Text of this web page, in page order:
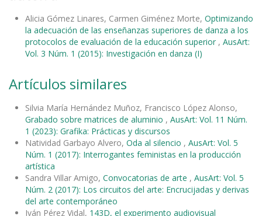
Alicia Gómez Linares, Carmen Giménez Morte, Optimizando
la adecuación de las enseñanzas superiores de danza a los
protocolos de evaluación de la educación superior , AusArt:
Vol. 3 Núm. 1 (2015): Investigación en danza (I)
Artículos similares
Silvia María Hernández Muñoz, Francisco López Alonso,
Grabado sobre matrices de aluminio , AusArt: Vol. 11 Núm.
1 (2023): Grafika: Prácticas y discursos
Natividad Garbayo Alvero, Oda al silencio , AusArt: Vol. 5
Núm. 1 (2017): Interrogantes feministas en la producción
artística
Sandra Villar Amigo, Convocatorias de arte , AusArt: Vol. 5
Núm. 2 (2017): Los circuitos del arte: Encrucijadas y derivas
del arte contemporáneo
Iván Pérez Vidal, 143D, el experimento audiovisual